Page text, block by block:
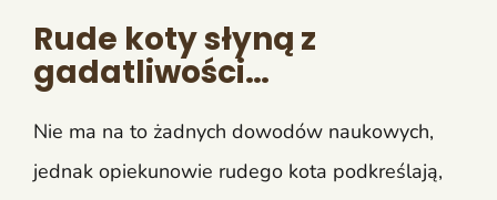
Rude koty słyną z
gadatliwości…
Nie ma na to żadnych dowodów naukowych,
jednak opiekunowie rudego kota podkreślają,